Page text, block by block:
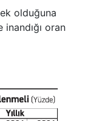
olduğuna
oran